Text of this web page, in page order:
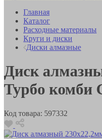
Главная
Каталог
Расходные материалы
Круги и диски
Диски алмазные
Диск
Турбо комби
Код товара: 597332